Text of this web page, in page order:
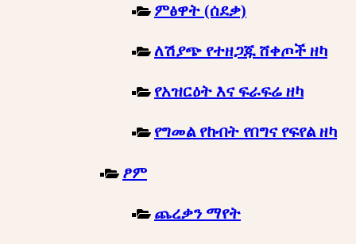
ምፅዋት (ሰደቃ)
ለሽያጭ የተዘጋጁ ሸቀጦች ዘካ
የአዝርዕት እና ፍራፍሬ ዘካ
የግመል የከብት የበግና የፍየል ዘካ
ፆም
ጨረቃን ማየት